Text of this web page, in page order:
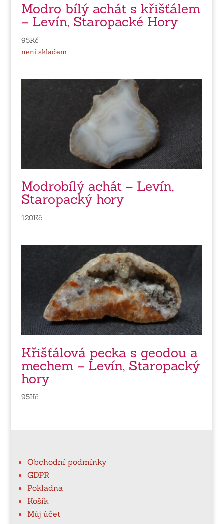
Modro bílý achát s křišťálem
– Levín, Staropacké Hory
95Kč
není skladem
Modrobílý achát – Levín,
Staropacký hory
120Kč
Křišťálová pecka s geodou a
mechem – Levín, Staropacký
hory
95Kč
Obchodní podmínky
GDPR
Pokladna
Košík
Můj účet